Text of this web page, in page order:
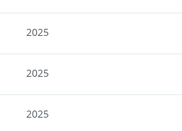
2025
2025
2025